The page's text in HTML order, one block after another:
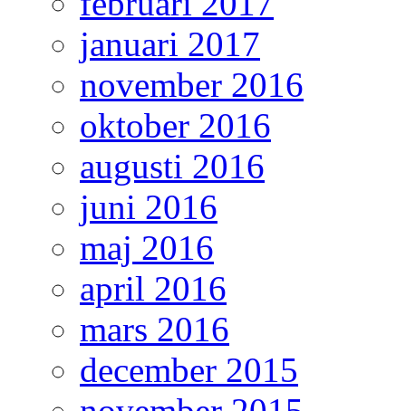
januari 2017
november 2016
oktober 2016
augusti 2016
juni 2016
maj 2016
april 2016
mars 2016
december 2015